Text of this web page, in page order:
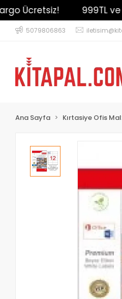
999TL ve
5079806863
Ana Sayfa Kırtasiye Ofis